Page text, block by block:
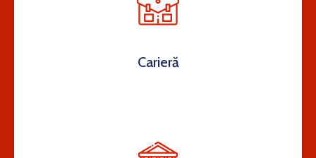
Carieră